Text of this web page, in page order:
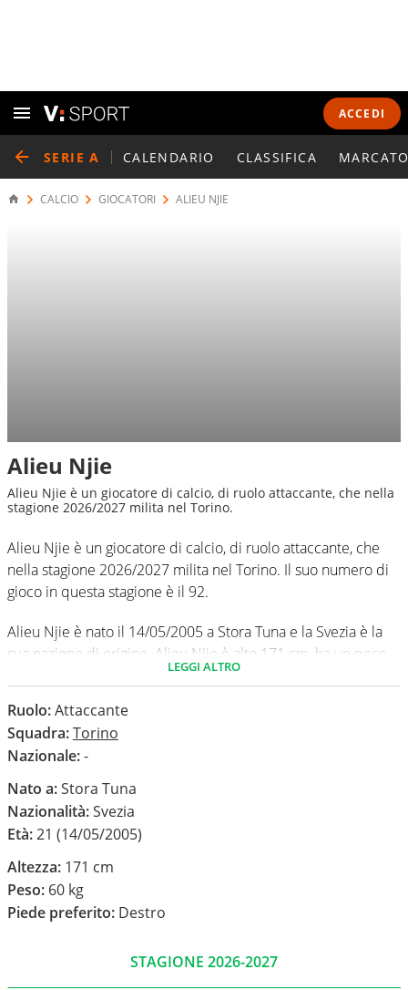
ACCEDI
SERIE A CALENDARIO CLASSIFICA
CALCIO GIOCATORI ALIEU NJIE
Alieu Njie
Alieu Njie è un giocatore di calcio, di ruolo attaccante, che nella
stagione 2026/2027 milita nel Torino.
Alieu Njie è un giocatore di calcio, di ruolo attaccante, che
nella stagione 2026/2027 milita nel Torino. Il suo numero di
gioco in questa stagione è il 92.
Alieu Njie è nato il 14/05/2005 a Stora Tuna e la Svezia è la
sua nazione di origine. Alieu Njie è alto 171 cm, ha un peso
medio di 60 kg. Il suo piede di calcio in via preferenziale è il
In questa stagione ha disputato nel campionato Serie A 0
partite e non ha segnato nessun gol.
LEGGI ALTRO
Ruolo:Attaccante
Squadra:Torino
Nazionale:-
Nato a:Stora Tuna
Nazionalità:Svezia
Età:21 (14/05/2005)
Altezza: 171 cm
Peso: 60 kg
Piede preferito: Destro
STAGIONE 2026-2027